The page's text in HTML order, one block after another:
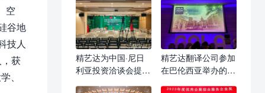
空
谷地
技人
获
、
精艺达为中国·尼日
利亚投资洽谈会提供
精艺达翻译公司参加
在巴伦西亚举办的